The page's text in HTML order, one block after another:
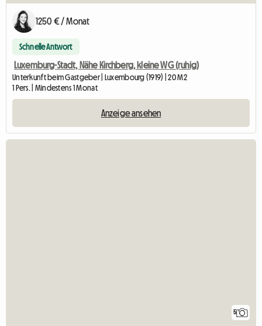
1250 € / Monat
Schnelle Antwort
Luxemburg-Stadt, Nähe Kirchberg, kleine WG (ruhig)
Unterkunft beim Gastgeber | Luxembourg (1919) | 20 M2
1 Pers. | Mindestens 1 Monat
Anzeige ansehen
5